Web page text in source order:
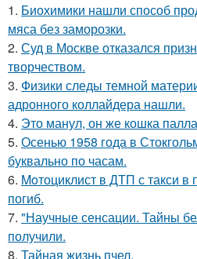
1. Биохимики нашли способ
мяса без заморозки.
2. Суд в Москве отказался
творчеством.
3. Физики следы темной
адронного коллайдера нашли.
4. Это манул, он же кошка
5. Осенью 1958 года в
буквально по часам.
6. Moтоциклист в ДТП с такси
погиб.
7. "Научные сенсации. Тайны
получили.
8. Тайная жизнь пчел.